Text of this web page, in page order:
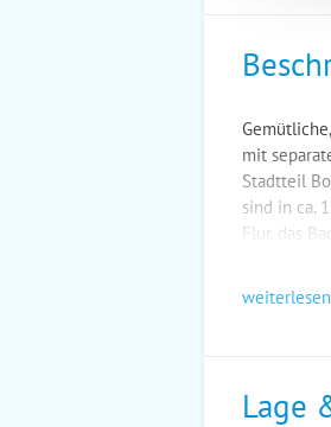
mit
Stadtteil
sind in ca.
Flur, das
weiterlesen
Lage